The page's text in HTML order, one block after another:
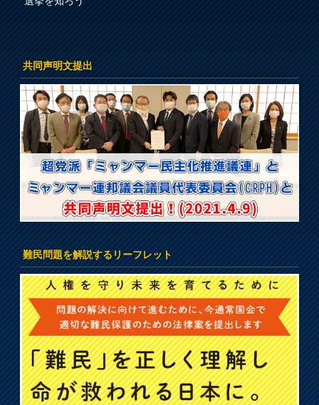
共同声明文提出
難民問題を解説するリーフレット